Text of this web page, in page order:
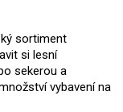
sortiment
si lesní
sekerou a
vybavení na